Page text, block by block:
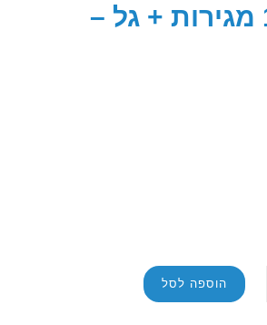
ארונית 18 מגירות + גל –
הוספה לסל